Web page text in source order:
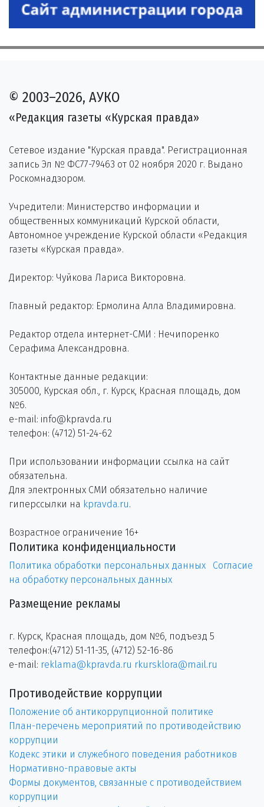
© 2003–2026, АУКО
«Редакция газеты «Курская правда»
Сетевое издание "Курская правда". Регистрационная
запись Эл № ФС77-79463 от 02 ноября 2020 г. Выдано
Роскомнадзором.
Учредители: Министерство информации и
общественных коммуникаций Курской области,
Автономное учреждение Курской области «Редакция
газеты «Курская правда».
Директор: Чуйкова Лариса Викторовна.
Главный редактор: Ермолина Алла Владимировна.
Редактор отдела интернет-СМИ : Нечипоренко
Серафима Александровна.
Контактные данные редакции:
305000, Курская обл., г. Курск, Красная площадь, дом
№6.
e-mail: info@kpravda.ru
телефон: (4712) 51-24-62
При использовании информации ссылка на сайт
обязательна.
Для электронных СМИ обязательно наличие
гиперссылки на kpravda.ru.
Возрастное ограничение 16+
Политика конфиденциальности
Политика обработки персональных данных
Согласие
на обработку персональных данных
Размещение рекламы
г. Курск, Красная площадь, дом №6, подъезд 5
телефон:(4712) 51-11-35, (4712) 52-16-86
e-mail: reklama@kpravda.ru rkursklora@mail.ru
Противодействие коррупции
Положение об антикоррупционной политике
План-перечень мероприятий по противодействию
коррупции
Кодекс этики и служебного поведения работников
Нормативно-правовые акты
Формы документов, связанные с противодействием
коррупции